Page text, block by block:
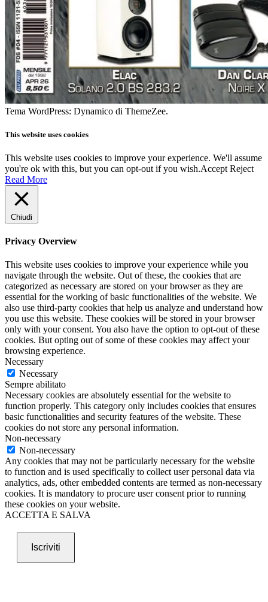
Tema WordPress: Dynamico di ThemeZee.
This website uses cookies
This website uses cookies to improve your experience. We'll assume
you're ok with this, but you can opt-out if you wish.Accept Reject
Read More
Chiudi
Privacy Overview
This website uses cookies to improve your experience while you
navigate through the website. Out of these, the cookies that are
categorized as necessary are stored on your browser as they are
essential for the working of basic functionalities of the website. We
also use third-party cookies that help us analyze and understand how
you use this website. These cookies will be stored in your browser
only with your consent. You also have the option to opt-out of these
cookies. But opting out of some of these cookies may affect your
browsing experience.
Necessary
Necessary
Sempre abilitato
Necessary cookies are absolutely essential for the website to
function properly. This category only includes cookies that ensures
basic functionalities and security features of the website. These
cookies do not store any personal information.
Non-necessary
Non-necessary
Any cookies that may not be particularly necessary for the website
to function and is used specifically to collect user personal data via
analytics, ads, other embedded contents are termed as non-necessary
cookies. It is mandatory to procure user consent prior to running
these cookies on your website.
ACCETTA E SALVA
Iscriviti